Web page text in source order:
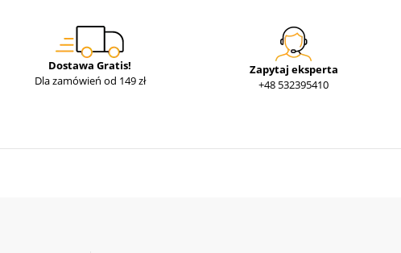
Dostawa Gratis!
Dla zamówień od 149 zł
Zapytaj eksperta
+48 532395410